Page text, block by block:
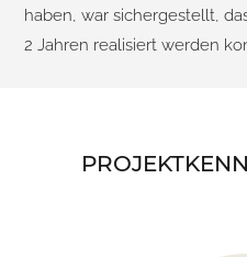
haben, war sichergestellt,
2 Jahren realisiert werden